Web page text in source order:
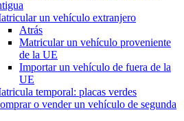
un vehículo extranjero
Atrás
Matricular un vehículo proveniente
de la UE
Importar un vehículo de fuera de la
UE
temporal: placas verdes
o vender un vehículo de segunda